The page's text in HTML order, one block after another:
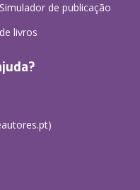
Simulador de publicação
de livros
)